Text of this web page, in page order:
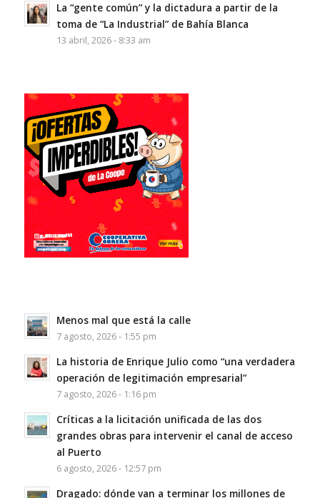
La “gente común” y la dictadura a partir de la
toma de “La Industrial” de Bahía Blanca
13 abril, 2026 - 8:33 am
Menos mal que está la calle
7 agosto, 2026 - 1:55 pm
La historia de Enrique Julio como “una verdadera
operación de legitimación empresarial”
7 agosto, 2026 - 1:16 pm
Críticas a la licitación unificada de las dos
grandes obras para intervenir el canal de acceso
al Puerto
6 agosto, 2026 - 12:57 pm
Dragado: dónde van a terminar los millones de